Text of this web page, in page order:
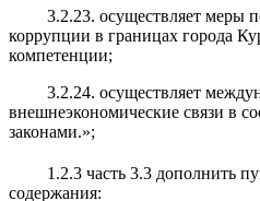
3.2.23. осуществляет меры
коррупции в границах города
компетенции;
3.2.24. осуществляет
внешнеэкономические связи в
законами.»;
1.2.3 часть 3.3 дополнить
содержания: